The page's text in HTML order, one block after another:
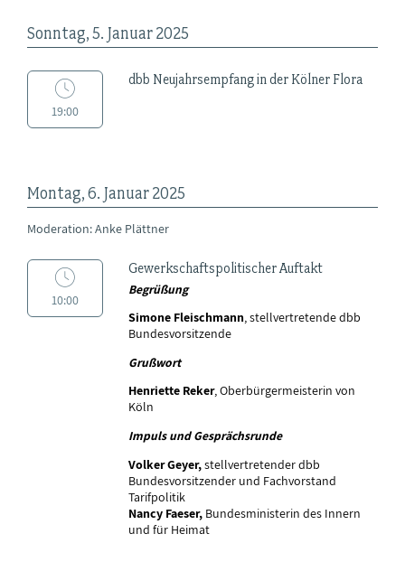
Sonntag, 5. Januar 2025
19:00
dbb Neujahrsempfang in der Kölner Flora
Montag, 6. Januar 2025
Moderation: Anke Plättner
10:00
Gewerkschaftspolitischer Auftakt
Begrüßung
Simone Fleischmann, stellvertretende dbb
Bundesvorsitzende
Grußwort
Henriette Reker, Oberbürgermeisterin von
Köln
Impuls und Gesprächsrunde
Volker Geyer,stellvertretender dbb
Bundesvorsitzender und Fachvorstand
Tarifpolitik
Nancy Faeser, Bundesministerin des Innern
und für Heimat